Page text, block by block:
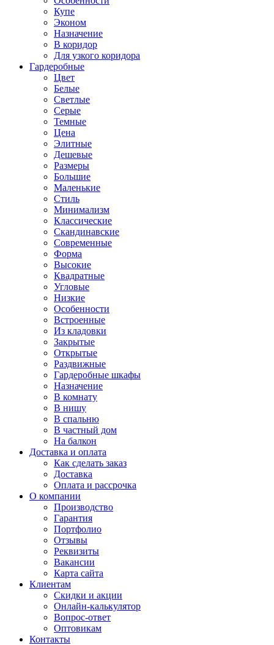
Купе
Эконом
Назначение
В коридор
Для узкого коридора
Гардеробные
Цвет
Белые
Светлые
Серые
Темные
Цена
Элитные
Дешевые
Размеры
Большие
Маленькие
Стиль
Минимализм
Классические
Скандинавские
Современные
Форма
Высокие
Квадратные
Угловые
Низкие
Особенности
Встроенные
Из кладовки
Закрытые
Открытые
Раздвижные
Гардеробные шкафы
Назначение
В комнату
В нишу
В спальню
В частный дом
На балкон
Доставка и оплата
Как сделать заказ
Доставка
Оплата и рассрочка
О компании
Производство
Гарантия
Портфолио
Отзывы
Реквизиты
Вакансии
Карта сайта
Клиентам
Скидки и акции
Онлайн-калькулятор
Вопрос-ответ
Оптовикам
Контакты